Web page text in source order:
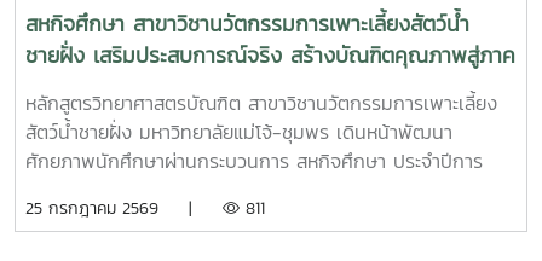
สหกิจศึกษา สาขาวิชานวัตกรรมการเพาะเลี้ยงสัตว์น้ำ
ชายฝั่ง เสริมประสบการณ์จริง สร้างบัณฑิตคุณภาพสู่ภาค
อุตสาหกรรมการผลิตสัตว์น้ำ
หลักสูตรวิทยาศาสตรบัณฑิต สาขาวิชานวัตกรรมการเพาะเลี้ยง
สัตว์น้ำชายฝั่ง มหาวิทยาลัยแม่โจ้-ชุมพร เดินหน้าพัฒนา
ศักยภาพนักศึกษาผ่านกระบวนการ สหกิจศึกษา ประจำปีการ
การและหน่วยงานภาคีเครือข่ายเป็นระยะเวลา 4 เดือน เพื่อให้
25 กรกฎาคม 2569 | 811